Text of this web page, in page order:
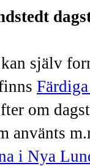
själv
om
använts
i Nya